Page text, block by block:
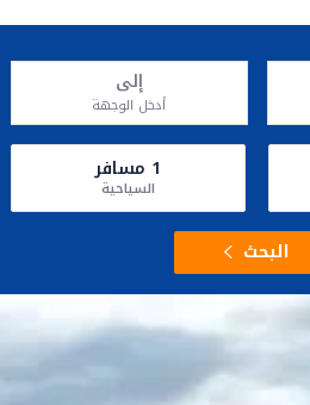
إلى
أدخل الوجهة
1 مسافر
السياحية
البحث